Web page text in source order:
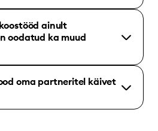
ainult
oodatud ka muud
oma partneritel käivet